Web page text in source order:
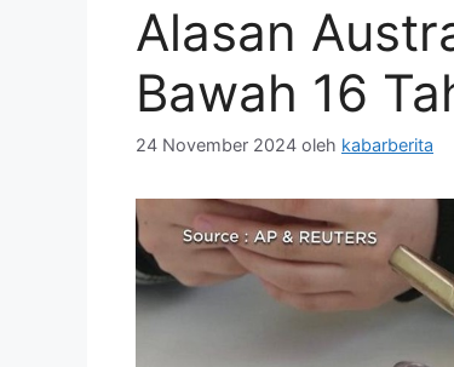
Alasan
Bawah 16
24 November 2024 oleh kabarberita